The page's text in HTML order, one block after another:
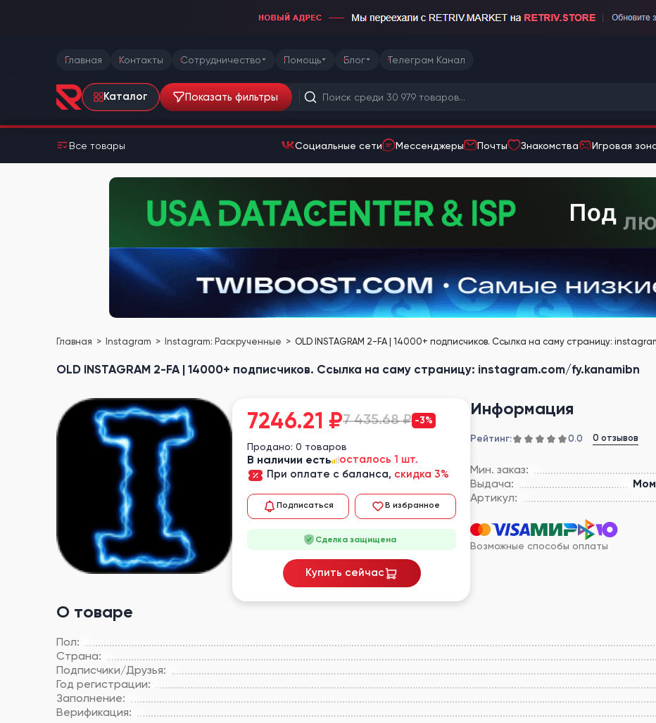
Главная Контакты Сотрудничество Помощь Блог Телеграм Канал
Каталог Показать фильтры
Все товары Социальные сети Мессенджеры Почты Знакомства Игровая
Главная Instagram Instagram: Раскрученные OLD INSTAGRAM 2-FA | 14000+ подписчиков. Ссылка на саму страницу:
OLD INSTAGRAM 2-FA | 14000+ подписчиков. Ссылка на саму страницу: instagram.com/fy.kanamibn
Информация
Рейтинг: 0.0 0 отзывов
Мин. заказ:
Выдача:
Артикул:
Возможные способы оплаты
О товаре
Пол:
Страна:
Подписчики/Друзья:
Год регистрации:
Заполнение:
Верификация:
7246.21 ₽7 435.68 ₽ -3%
Продано: 0 товаров
В наличии есть
осталось 1 шт.
При оплате с баланса, скидка 3%
Подписаться В избранное
Сделка защищена
Купить сейчас